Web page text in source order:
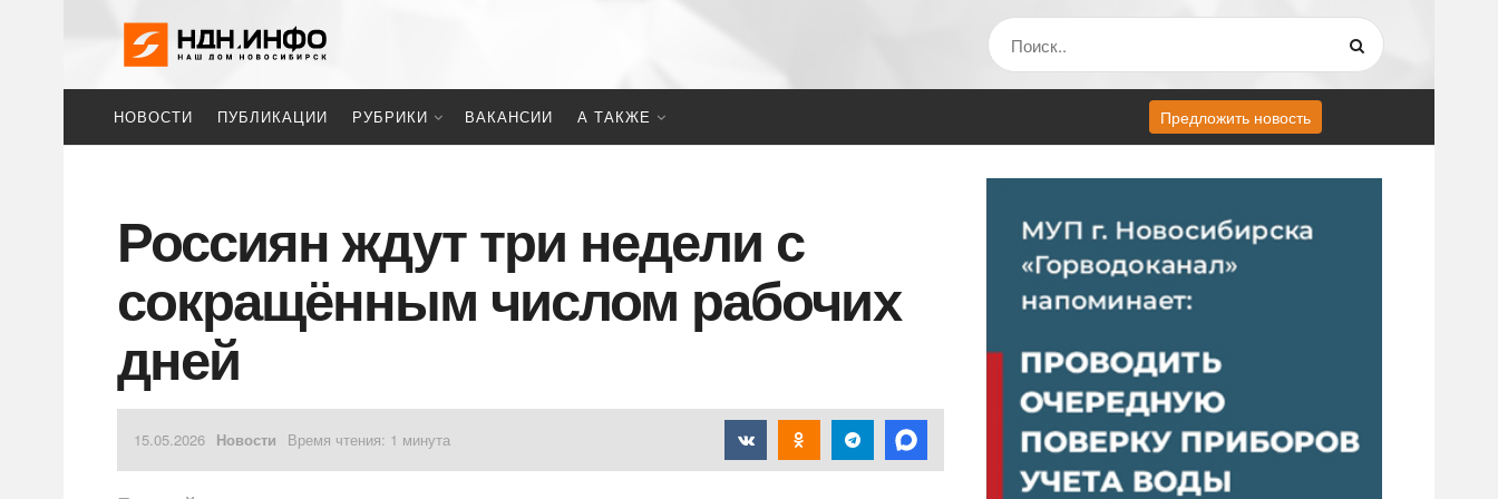
НОВОСТИ ПУБЛИКАЦИИ РУБРИКИ ВАКАНСИИ А ТАКЖЕ Предложить новость
Россиян ждут три недели с
сокращённым числом рабочих
дней
15.05.2026 Новости Время чтения: 1 минута